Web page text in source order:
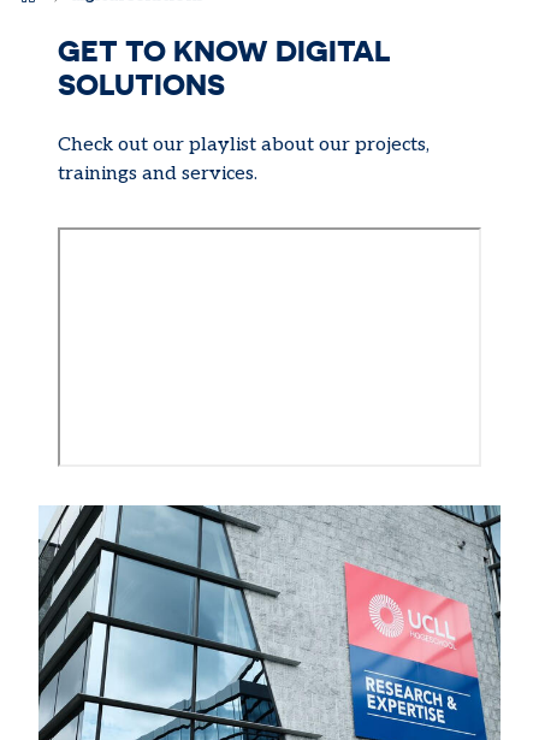
GET TO KNOW DIGITAL
SOLUTIONS
Check out our playlist about our projects,
trainings and services.